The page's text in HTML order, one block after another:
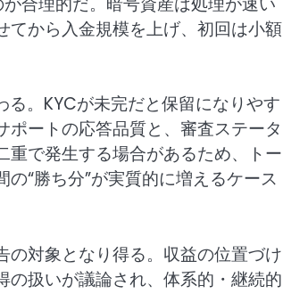
てから入金規模を上げ、初回は小額
。KYCが未完だと保留になりやす
ートの応答品質と、審査ステータ
重で発生する場合があるため、トー
“勝ち分”が実質的に増えるケース
対象となり得る。収益の位置づけ
扱いが議論され、体系的・継続的